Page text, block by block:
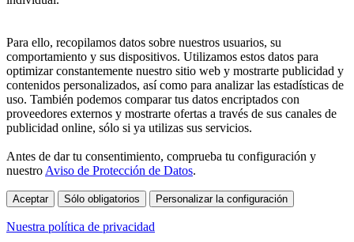
Para ello, recopilamos datos sobre nuestros usuarios, su
comportamiento y sus dispositivos. Utilizamos estos datos para
optimizar constantemente nuestro sitio web y mostrarte publicidad y
contenidos personalizados, así como para analizar las estadísticas de
uso. También podemos comparar tus datos encriptados con
proveedores externos y mostrarte ofertas a través de sus canales de
publicidad online, sólo si ya utilizas sus servicios.
Antes de dar tu consentimiento, comprueba tu configuración y
nuestro Aviso de Protección de Datos.
Aceptar Sólo obligatorios Personalizar la configuración
Nuestra política de privacidad